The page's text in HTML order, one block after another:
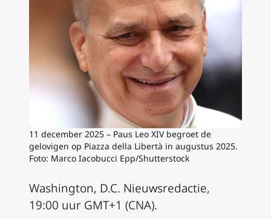
11 december 2025 – Paus Leo XIV begroet de
gelovigen op Piazza della Libertà in augustus 2025.
Foto: Marco Iacobucci Epp/Shutterstock
Washington, D.C. Nieuwsredactie,
19:00 uur GMT+1 (CNA).